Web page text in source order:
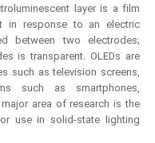
layer is a film
in response to an electric
between two electrodes;
is transparent. OLEDs are
such as television screens,
such as smartphones,
area of research is the
use in solid-state lighting